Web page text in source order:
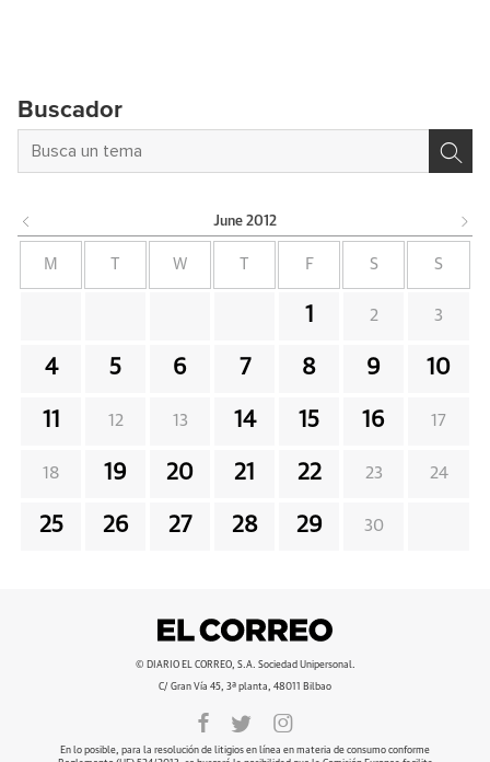
Buscador
June 2012
M W F S S
1 2 3
4 5 6 7 8 9 10
11 12 13 14 15 16 17
18 19 20 21 22 23 24
25 26 27 28 29 30
© DIARIO EL CORREO, S.A. Sociedad Unipersonal.
C/ Gran Vía 45, 3ª planta, 48011 Bilbao
En lo posible, para la resolución de litigios en línea en materia de consumo conforme